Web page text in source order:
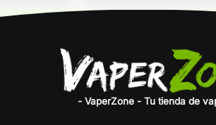
- VaperZone - Tu tienda de